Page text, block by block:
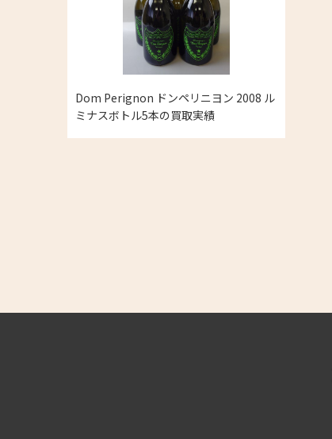
Dom Perignon ドンペリニヨン 2008 ル
ミナスボトル5本の買取実績